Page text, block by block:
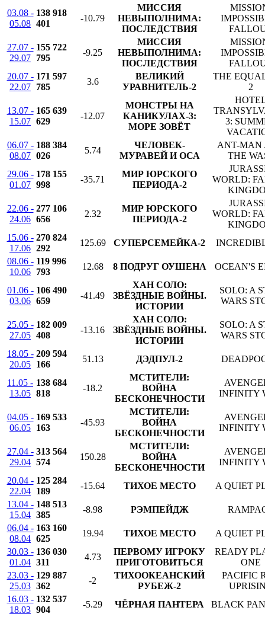
03.08 -
05.08
138 918
401
-10.79
МИССИЯ
НЕВЫПОЛНИМА:
ПОСЛЕДСТВИЯ
27.07 -
29.07
155 722
795
-9.25
МИССИЯ
НЕВЫПОЛНИМА:
ПОСЛЕДСТВИЯ
20.07 -
22.07
171 597
785
3.6
ВЕЛИКИЙ
УРАВНИТЕЛЬ-2
THE
2
13.07 -
15.07
165 639
629
-12.07
МОНСТРЫ НА
КАНИКУЛАХ-3:
МОРЕ ЗОВЁТ
3:
06.07 -
08.07
188 384
026
5.74
ЧЕЛОВЕК-
МУРАВЕЙ И ОСА
ANT-MAN
THE
29.06 -
01.07
178 155
998
-35.71
МИР ЮРСКОГО
ПЕРИОДА-2
WORLD:
22.06 -
24.06
277 106
656
2.32
МИР ЮРСКОГО
ПЕРИОДА-2
WORLD:
15.06 -
17.06
270 824
292
125.69 СУПЕРСЕМЕЙКА-2
08.06 -
10.06
119 996
793
12.68 8 ПОДРУГ ОУШЕНА OCEAN'S
01.06 -
03.06
106 490
659
-41.49
ХАН СОЛО:
ЗВЁЗДНЫЕ ВОЙНЫ.
ИСТОРИИ
SOLO: A
WARS
25.05 -
27.05
182 009
408
-13.16
ХАН СОЛО:
ЗВЁЗДНЫЕ ВОЙНЫ.
ИСТОРИИ
SOLO: A
WARS
18.05 -
20.05
209 594
166
51.13 ДЭДПУЛ-2
11.05 -
13.05
138 684
818
-18.2
МСТИТЕЛИ:
ВОЙНА
БЕСКОНЕЧНОСТИ
INFINITY
04.05 -
06.05
169 533
163
-45.93
МСТИТЕЛИ:
ВОЙНА
БЕСКОНЕЧНОСТИ
INFINITY
27.04 -
29.04
313 564
574
150.28
МСТИТЕЛИ:
ВОЙНА
БЕСКОНЕЧНОСТИ
INFINITY
20.04 -
22.04
125 284
189
-15.64 ТИХОЕ МЕСТО
A QUIET
13.04 -
15.04
148 513
385
-8.98 РЭМПЕЙДЖ
06.04 -
08.04
163 160
625
19.94 ТИХОЕ МЕСТО
A QUIET
30.03 -
01.04
136 030
311
4.73
ПЕРВОМУ ИГРОКУ
ПРИГОТОВИТЬСЯ
READY
ONE
23.03 -
25.03
129 887
362
-2
ТИХООКЕАНСКИЙ
РУБЕЖ-2
PACIFIC
16.03 -
18.03
132 537
904
-5.29 ЧЁРНАЯ ПАНТЕРА
BLACK